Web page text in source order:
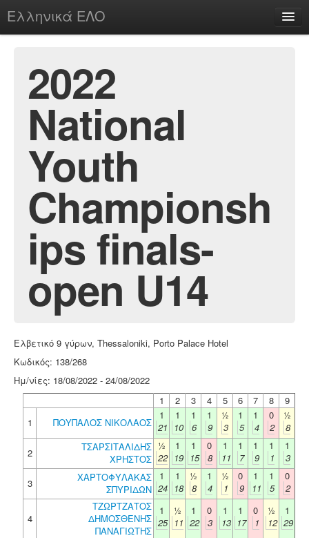
Ελληνικά ΕΛΟ
chesstu.be @ discord
Login
2022
National
Youth
Championsh
ips finals-
open U14
Ελβετικό 9 γύρων, Thessaloniki, Porto Palace Hotel
Κωδικός: 138/268
Ημ/νίες: 18/08/2022 - 24/08/2022
1
2 3 4 5 6 7 8
9
1
ΠΟΥΠΑΛΟΣ ΝΙΚΟΛΑΟΣ
1
21
1
10
1
6
1
9
½
3
1
5
1
4
0
2
½
8
2
ΤΣΑΡΣΙΤΑΛΙΔΗΣ
ΧΡΗΣΤΟΣ
½
22
1
19
1
15
0
8
1
11
1
7
1
9
1
1
1
3
3
ΧΑΡΤΟΦΥΛΑΚΑΣ
ΣΠΥΡΙΔΩΝ
1
24
1
18
½
8
1
4
½
1
0
9
1
11
1
5
0
2
4
ΤΖΩΡΤΖΑΤΟΣ
ΔΗΜΟΣΘΕΝΗΣ
ΠΑΝΑΓΙΩΤΗΣ
1
25
½
11
1
22
0
3
1
13
1
17
0
1
½
12
1
29